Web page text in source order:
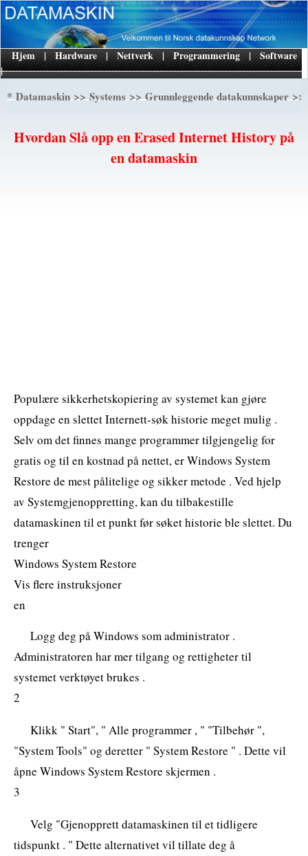
|
Hjem | Hardware | Nettverk | Programmering | Software
*Datamaskin>>Systems>>Grunnleggende datakunnskaper>>
Hvordan Slå opp en Erased Internet History på
en datamaskin
Populære sikkerhetskopiering av systemet kan gjøre
oppdage en slettet Internett-søk historie meget mulig .
Selv om det finnes mange programmer tilgjengelig for
gratis og til en kostnad på nettet, er Windows System
Restore de mest pålitelige og sikker metode . Ved hjelp
av Systemgjenoppretting, kan du tilbakestille
datamaskinen til et punkt før søket historie ble slettet. Du
trenger
Windows System Restore
Vis flere instruksjoner
en
Logg deg på Windows som administrator .
Administratoren har mer tilgang og rettigheter til
systemet verktøyet brukes .
2
Klikk " Start", " Alle programmer , " "Tilbehør ",
"System Tools" og deretter " System Restore " . Dette vil
åpne Windows System Restore skjermen .
3
Velg "Gjenopprett datamaskinen til et tidligere
tidspunkt . " Dette alternativet vil tillate deg å